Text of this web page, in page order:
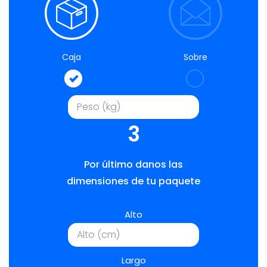
Caja Sobre
3
Por último danos las
dimensiones de tu paquete
Alto
Largo